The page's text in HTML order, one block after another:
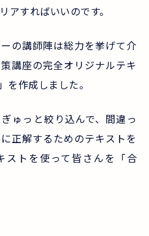
アすればいいのです。
の講師陣は総力を挙げて介
講座の完全オリジナルテキ
を作成しました。
ゅっと絞り込んで、間違っ
正解するためのテキストを
ストを使って皆さんを「合